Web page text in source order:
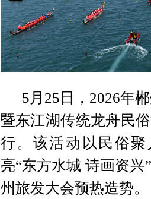
5月25日，2026年
暨东江湖传统龙舟民
行。该活动以民俗
亮“东方水城 诗画资
州旅发大会预热造势。